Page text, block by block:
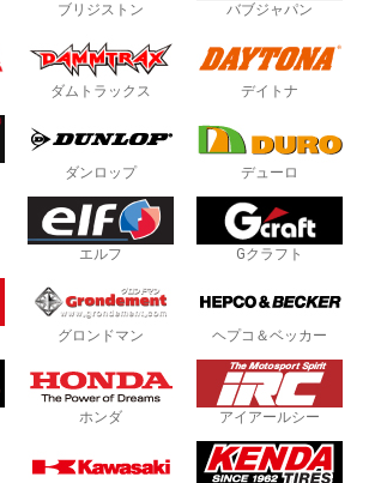
ブリジストン バブジャパン
ダムトラックス デイトナ
ダンロップ デューロ
エルフ Gクラフト
グロンドマン ヘプコ＆ベッカー
ホンダ アイアールシー